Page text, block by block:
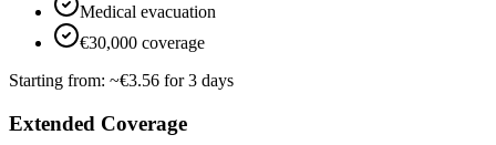
Medical evacuation
€30,000 coverage
Starting from: ~€3.56 for 3 days
Extended Coverage